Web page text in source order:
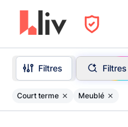
Filtres
Court terme Meublé